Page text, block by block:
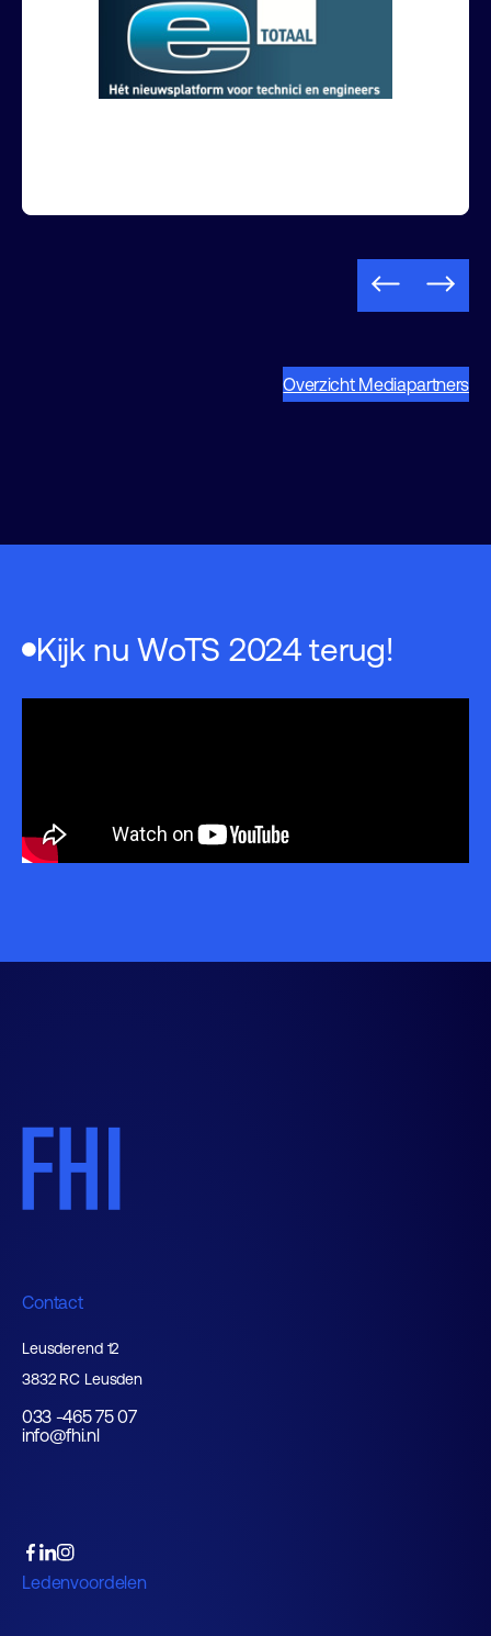
Overzicht Mediapartners
Kijk nu WoTS 2024 terug!
Contact
Leusderend 12
3832 RC Leusden
033 -465 75 07
info@fhi.nl
Ledenvoordelen